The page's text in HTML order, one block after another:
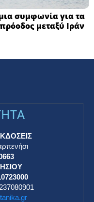
συμφωνία για τα
μεταξύ Ιράν